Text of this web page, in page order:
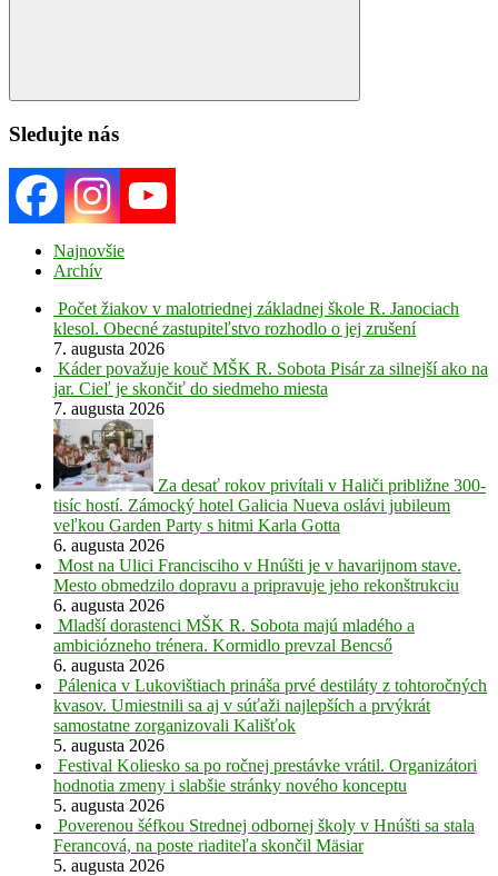
Search
Sledujte nás
Najnovšie
Archív
Počet žiakov v malotriednej základnej škole R. Janociach
klesol. Obecné zastupiteľstvo rozhodlo o jej zrušení
7. augusta 2026
Káder považuje kouč MŠK R. Sobota Pisár za silnejší ako na
jar. Cieľ je skončiť do siedmeho miesta
7. augusta 2026
Za desať rokov privítali v Haliči približne 300-
tisíc hostí. Zámocký hotel Galicia Nueva oslávi jubileum
veľkou Garden Party s hitmi Karla Gotta
6. augusta 2026
Most na Ulici Francisciho v Hnúšti je v havarijnom stave.
Mesto obmedzilo dopravu a pripravuje jeho rekonštrukciu
6. augusta 2026
Mladší dorastenci MŠK R. Sobota majú mladého a
ambiciózneho trénera. Kormidlo prevzal Bencső
6. augusta 2026
Pálenica v Lukovištiach prináša prvé destiláty z tohtoročných
kvasov. Umiestnili sa aj v súťaži najlepších a prvýkrát
samostatne zorganizovali Kališťok
5. augusta 2026
Festival Koliesko sa po ročnej prestávke vrátil. Organizátori
hodnotia zmeny i slabšie stránky nového konceptu
5. augusta 2026
Poverenou šéfkou Strednej odbornej školy v Hnúšti sa stala
Ferancová, na poste riaditeľa skončil Mäsiar
5. augusta 2026